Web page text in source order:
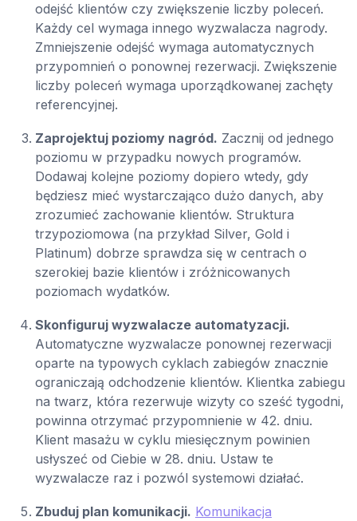
odejść klientów czy zwiększenie liczby poleceń.
Każdy cel wymaga innego wyzwalacza nagrody.
Zmniejszenie odejść wymaga automatycznych
przypomnień o ponownej rezerwacji. Zwiększenie
liczby poleceń wymaga uporządkowanej zachęty
referencyjnej.
Zaprojektuj poziomy nagród. Zacznij od jednego
poziomu w przypadku nowych programów.
Dodawaj kolejne poziomy dopiero wtedy, gdy
będziesz mieć wystarczająco dużo danych, aby
zrozumieć zachowanie klientów. Struktura
trzypoziomowa (na przykład Silver, Gold i
Platinum) dobrze sprawdza się w centrach o
szerokiej bazie klientów i zróżnicowanych
poziomach wydatków.
Skonfiguruj wyzwalacze automatyzacji.
Automatyczne wyzwalacze ponownej rezerwacji
oparte na typowych cyklach zabiegów znacznie
ograniczają odchodzenie klientów. Klientka zabiegu
na twarz, która rezerwuje wizyty co sześć tygodni,
powinna otrzymać przypomnienie w 42. dniu.
Klient masażu w cyklu miesięcznym powinien
usłyszeć od Ciebie w 28. dniu. Ustaw te
wyzwalacze raz i pozwól systemowi działać.
Zbuduj plan komunikacji. Komunikacja